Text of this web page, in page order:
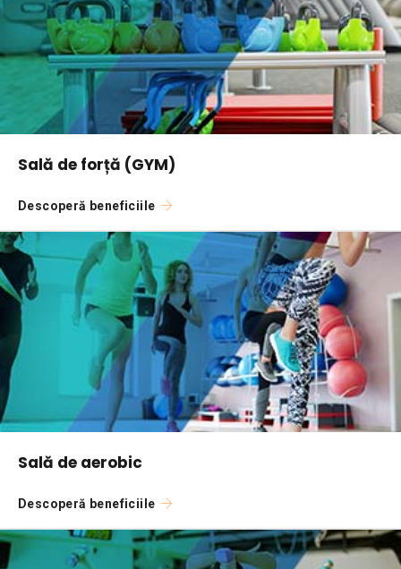
Sală de forță (GYM)
Descoperă beneficiile
Sală de aerobic
Descoperă beneficiile